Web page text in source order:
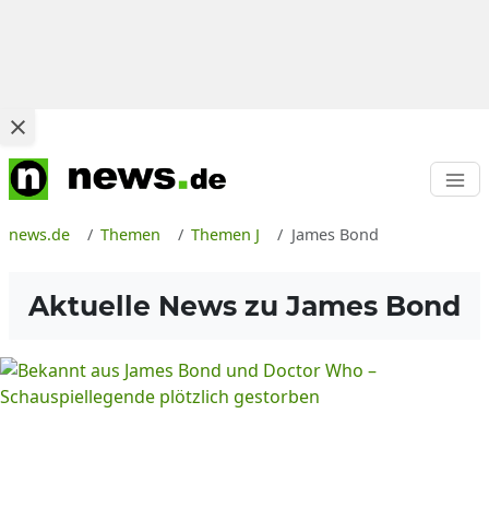
news.de Themen Themen J James Bond
Aktuelle News zuJames Bond